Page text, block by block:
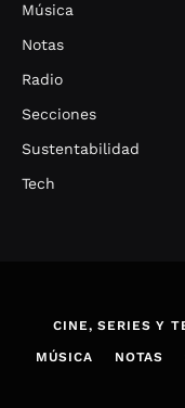
Música
Notas
Radio
Secciones
Sustentabilidad
Tech
CINE, SERIES Y
MÚSICA NOTAS